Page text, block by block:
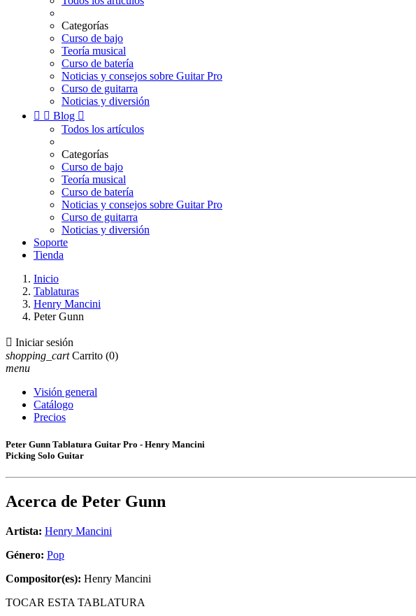
Categorías
Curso de bajo
Teoría musical
Curso de batería
Noticias y consejos sobre Guitar Pro
Curso de guitarra
Noticias y diversión
  Blog 
Todos los artículos
Categorías
Curso de bajo
Teoría musical
Curso de batería
Noticias y consejos sobre Guitar Pro
Curso de guitarra
Noticias y diversión
Soporte
Tienda
Inicio
Tablaturas
Henry Mancini
Peter Gunn
 Iniciar sesión
shopping_cart Carrito (0)
menu
Visión general
Catálogo
Precios
Peter Gunn Tablatura Guitar Pro - Henry Mancini
Picking Solo Guitar
Acerca de Peter Gunn
Artista: Henry Mancini
Género: Pop
Compositor(es): Henry Mancini
TOCAR ESTA TABLATURA